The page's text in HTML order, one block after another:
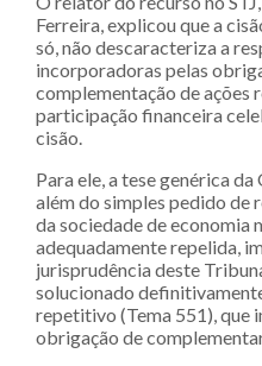
Ferreira, explicou que a
só, não descaracteriza a
incorporadoras pelas
complementação de ações
participação financeira
cisão.
Para ele, a tese genérica
além do simples pedido de
da sociedade de economia
adequadamente repelida,
jurisprudência deste
solucionado
repetitivo (Tema 551), que
obrigação de complementar